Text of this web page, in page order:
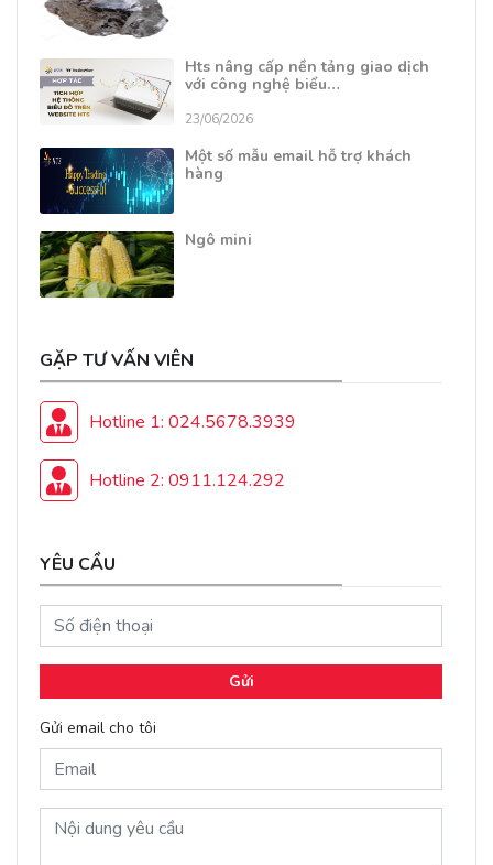
Hts nâng cấp nền tảng giao dịch
với công nghệ biểu…
23/06/2026
Một số mẫu email hỗ trợ khách
hàng
Ngô mini
GẶP TƯ VẤN VIÊN
Hotline 1: 024.5678.3939
Hotline 2: 0911.124.292
YÊU CẦU
Gửi
Gửi email cho tôi